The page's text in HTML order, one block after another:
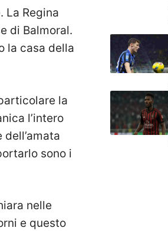
La Regina
di Balmoral.
la casa della
la
l’intero
sono i
nelle
e questo